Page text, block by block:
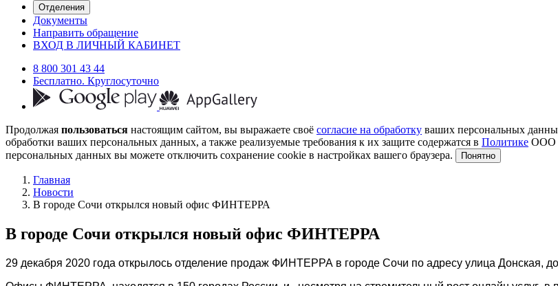
Отделения
Документы
Направить обращение
ВХОД В ЛИЧНЫЙ КАБИНЕТ
8 800 301 43 44
Бесплатно. Круглосуточно
Продолжая пользоваться настоящим сайтом, вы выражаете своё согласие на обработку ваших персональных
обработки ваших персональных данных, а также реализуемые требования к их защите содержатся в Политике ООО
персональных данных вы можете отключить сохранение cookie в настройках вашего браузера.
Понятно
Главная
Новости
В городе Сочи открылся новый офис ФИНТЕРРА
В городе Сочи открылся новый офис ФИНТЕРРА
29 декабря 2020 года открылось отделение продаж ФИНТЕРРА в городе Сочи по адресу улица Донская,